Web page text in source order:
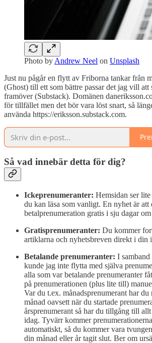
Photo by Andrew Neel on Unsplash
Just nu pågår en flytt av Friborna tankar från
(Ghost) till ett som bättre passar det jag vill att
framöver (Substack). Domänen
för tillfället men det bör vara löst snart, så
använda https://eriksson.substack.com.
Så vad innebär detta för dig?
Ickeprenumeranter: Hemsidan ser
du kan läsa som vanligt. En nyhet är att
betalprenumeration gratis i sju dagar
Gratisprenumeranter: Du kommer
artiklarna och nyhetsbreven direkt i din
Betalande prenumeranter: I samband
kunde jag inte flytta med själva
alla som var betalande prenumeranter
på prenumerationen (plus lite till)
Var du t.ex. månadsprenumerant har
månad oavsett när du startade
årsprenumerant så har du tillgång till
idag. Tyvärr kommer
automatiskt, så du kommer vara
din månad eller år tagit slut. Ber om